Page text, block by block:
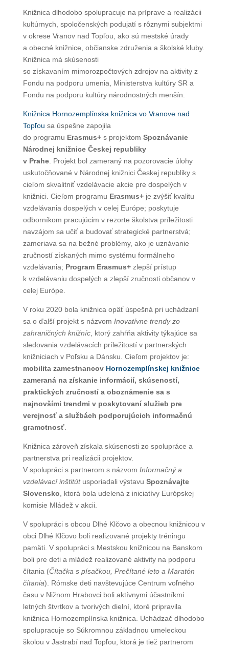
Knižnica dlhodobo spolupracuje na príprave a realizácii
kultúrnych, spoločenských podujatí s rôznymi subjektmi
v okrese Vranov nad Topľou, ako sú mestské úrady
a obecné knižnice, občianske združenia a školské kluby.
Knižnica má skúsenosti
so získavaním mimorozpočtových zdrojov na aktivity z
Fondu na podporu umenia, Ministerstva kultúry SR a
Fondu na podporu kultúry národnostných menšín.
Knižnica Hornozemplínska knižnica vo Vranove nad
Topľou sa úspešne zapojila
do programu Erasmus+s projektom Spoznávanie
Národnej knižnice Českej republiky
v Prahe. Projekt bol zameraný na pozorovacie úlohy
uskutočňované v Národnej knižnici Českej republiky s
cieľom skvalitniť vzdelávacie akcie pre dospelých v
knižnici. Cieľom programu Erasmus+je zvýšiť kvalitu
vzdelávania dospelých v celej Európe; poskytuje
odborníkom pracujúcim v rezorte školstva príležitosti
navzájom sa učiť a budovať strategické partnerstvá;
zameriava sa na bežné problémy, ako je uznávanie
zručností získaných mimo systému formálneho
vzdelávania; Program Erasmus+zlepší prístup
k vzdelávaniu dospelých a zlepší zručnosti občanov v
celej Európe.
V roku 2020 bola knižnica opäť úspešná pri uchádzaní
sa o ďalší projekt s názvom Inovatívne trendy zo
zahraničných knižníc, ktorý zahŕňa aktivity týkajúce sa
sledovania vzdelávacích príležitostí v partnerských
knižniciach v Poľsku a Dánsku. Cieľom projektov je:
mobilita zamestnancov Hornozemplínskej knižnice
zameraná na získanie informácií, skúseností,
praktických zručností a oboznámenie sa s
najnovšími trendmi v poskytovaní služieb pre
verejnosť a službách podporujúcich informačnú
gramotnosť.
Knižnica zároveň získala skúsenosti zo spolupráce a
partnerstva pri realizácii projektov.
V spolupráci s partnerom s názvom Informačný a
vzdelávací inštitútusporiadali výstavu Spoznávajte
Slovensko, ktorá bola udelená z iniciatívy Európskej
komisie Mládež v akcii.
V spolupráci s obcou Dlhé Klčovo a obecnou knižnicou v
obci Dlhé Klčovo boli realizované projekty tréningu
pamäti. V spolupráci s Mestskou knižnicou na Banskom
boli pre deti a mládež realizované aktivity na podporu
čítania (Čítačka s písačkou, Prečítané leto a Maratón
čítania). Rómske deti navštevujúce Centrum voľného
času v Nižnom Hrabovci boli aktívnymi účastníkmi
letných štvrtkov a tvorivých dielní, ktoré pripravila
knižnica Hornozemplínska knižnica. Uchádzač dlhodobo
spolupracuje so Súkromnou základnou umeleckou
školou v Jastrabí nad Topľou, ktorá je tiež partnerom